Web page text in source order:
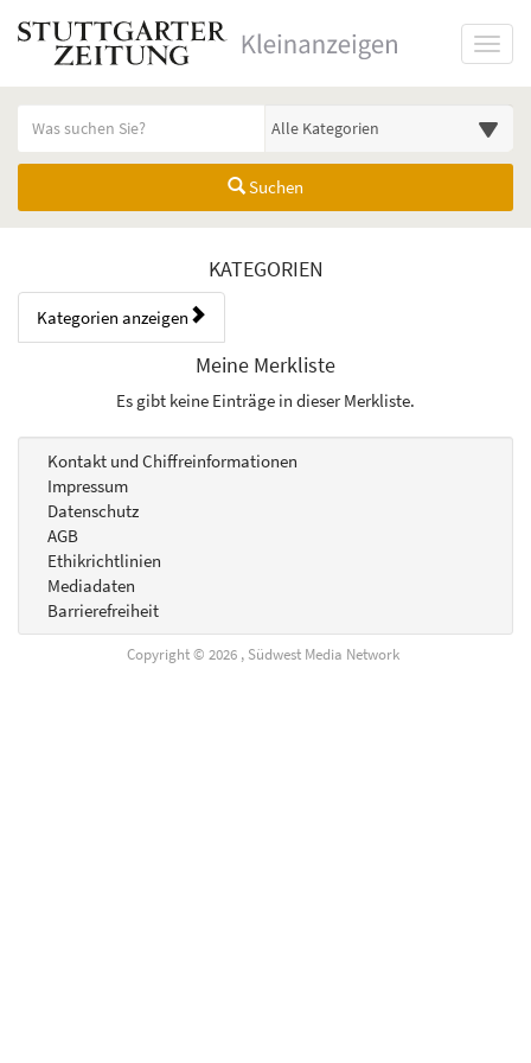
Suchen
Merkliste Übersicht
KATEGORIEN
Kategorien anzeigen
Bedienhinweis: Navigieren Sie mit Tab (Shift+Tab zurück). Drücken
Meine Merkliste
Es gibt keine Einträge in dieser Merkliste.
Kontakt und Chiffreinformationen
Impressum
Datenschutz
AGB
Ethikrichtlinien
Mediadaten
Barrierefreiheit
Copyright © 2026 , Südwest Media Network